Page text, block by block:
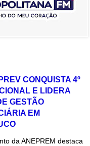
CONQUISTA 4º
E LIDERA
GESTÃO
EM
da ANEPREM destaca